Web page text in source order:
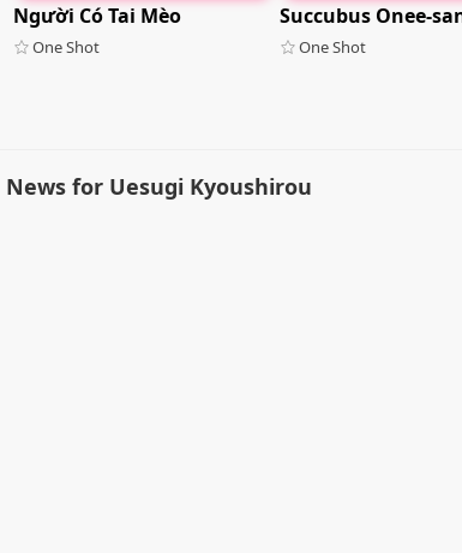
Người Có Tai Mèo
One Shot One Shot
News for Uesugi Kyoushirou